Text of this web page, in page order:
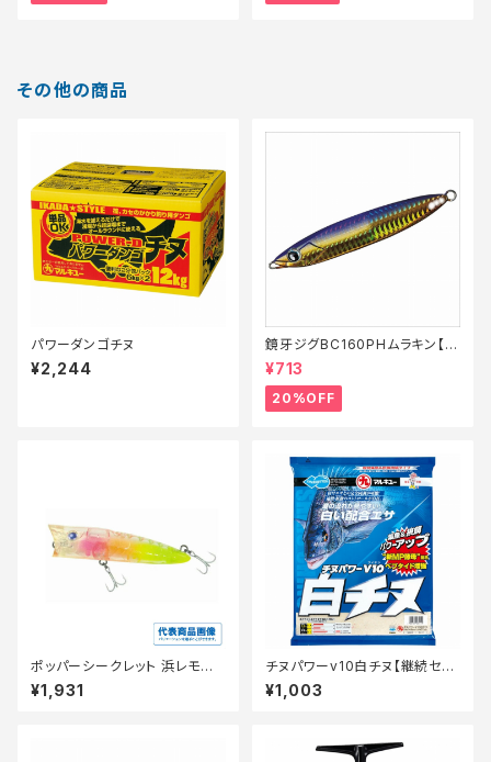
その他の商品
パワーダンゴチヌ
¥2,244
鏡牙ジグBC160PHムラキン【特
価ルアー】【20】
¥713
20%OFF
ポッパーシークレット 浜レモン
ケイムラ
¥1,931
チヌパワーv10白チヌ【継続セー
ル_エサ】
¥1,003